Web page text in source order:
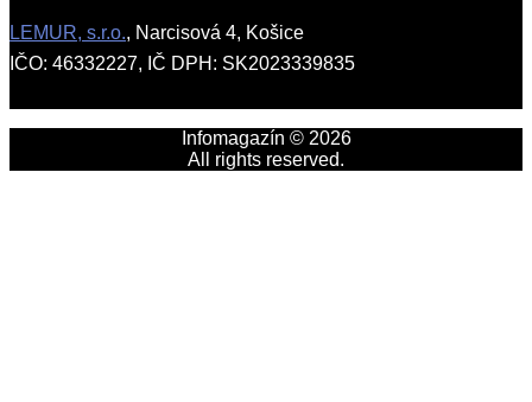
LEMUR, s.r.o., Narcisová 4, Košice
IČO: 46332227, IČ DPH: SK2023339835
Infomagazín © 2026
All rights reserved.